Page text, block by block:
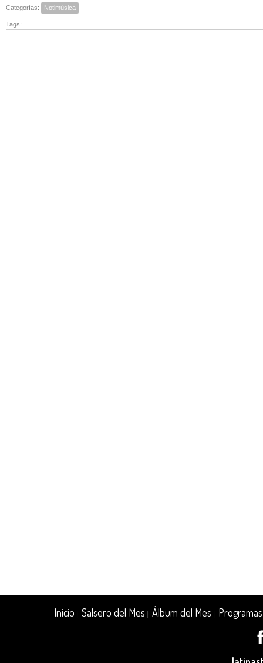
Categorías: Notimúsica
Tags:
Inicio |Salsero del Mes |Álbum del Mes Programas